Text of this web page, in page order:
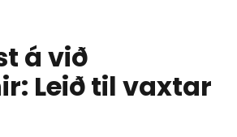
á við
Leið til vaxtar